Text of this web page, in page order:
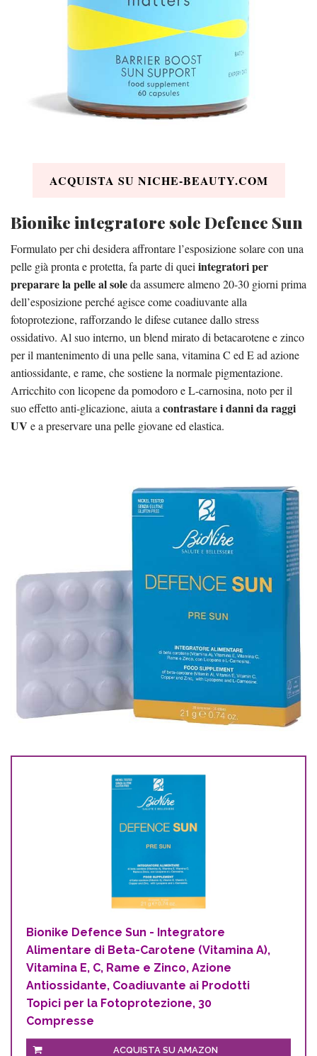
ACQUISTA SU NICHE-BEAUTY.COM
Bionike integratore sole Defence Sun
Formulato per chi desidera affrontare l’esposizione solare con una
pelle già pronta e protetta, fa parte di quei integratori per
preparare la pelle al soleda assumere almeno 20-30 giorni prima
dell’esposizione perché agisce come coadiuvante alla
fotoprotezione, rafforzando le difese cutanee dallo stress
ossidativo. Al suo interno, un blend mirato di betacarotene e zinco
per il mantenimento di una pelle sana, vitamina C ed E ad azione
antiossidante, e rame, che sostiene la normale pigmentazione.
Arricchito con licopene da pomodoro e L-carnosina, noto per il
suo effetto anti-glicazione, aiuta a contrastare i danni da raggi
UV e a preservare una pelle giovane ed elastica.
Bionike Defence Sun - Integratore
Alimentare di Beta-Carotene (Vitamina A),
Vitamina E, C, Rame e Zinco, Azione
Antiossidante, Coadiuvante ai Prodotti
Topici per la Fotoprotezione, 30
Compresse
ACQUISTA SU AMAZON